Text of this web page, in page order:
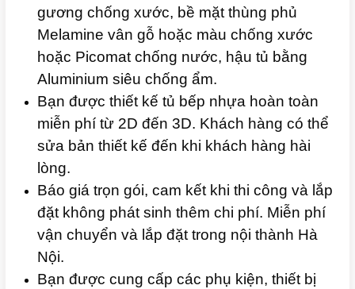
gương chống xước, bề mặt thùng phủ
Melamine vân gỗ hoặc màu chống xước
hoặc Picomat chống nước, hậu tủ bằng
Aluminium siêu chống ẩm.
Bạn được thiết kế tủ bếp nhựa hoàn toàn
miễn phí từ 2D đến 3D. Khách hàng có thể
sửa bản thiết kế đến khi khách hàng hài
lòng.
Báo giá trọn gói, cam kết khi thi công và lắp
đặt không phát sinh thêm chi phí. Miễn phí
vận chuyển và lắp đặt trong nội thành Hà
Nội.
Bạn được cung cấp các phụ kiện, thiết bị